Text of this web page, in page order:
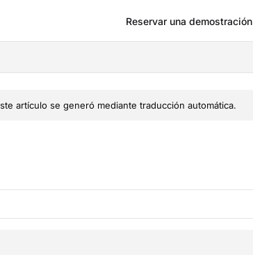
Reservar una demostración
artículo se generó mediante traducción automática.